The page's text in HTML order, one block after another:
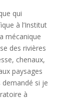
qui
à l’Institut
mécanique
des rivières
chenaux,
paysages
si je
à